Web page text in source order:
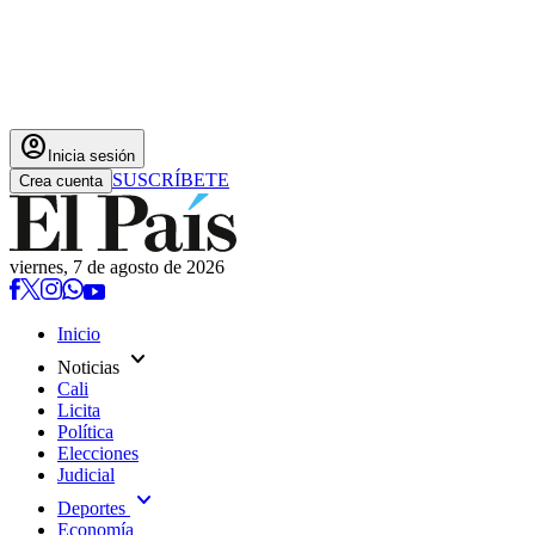
account_circle Inicia sesión
Crea cuenta SUSCRÍBETE
viernes, 7 de agosto de 2026
Inicio
Noticias expand_more
Cali
Licita
Política
Elecciones
Judicial
Deportes expand_more
Economía